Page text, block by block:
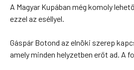
A Magyar Kupában még komoly
ezzel az eséllyel.
Gáspár Botond az elnöki szerep
amely minden helyzetben erőt ad. A